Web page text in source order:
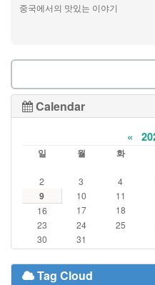
중국에서의 맛있는 이야기
Calendar
«
일 월 화
2
3 4
9 10 11
16
17 18
23
24 25
30
31
Tag Cloud